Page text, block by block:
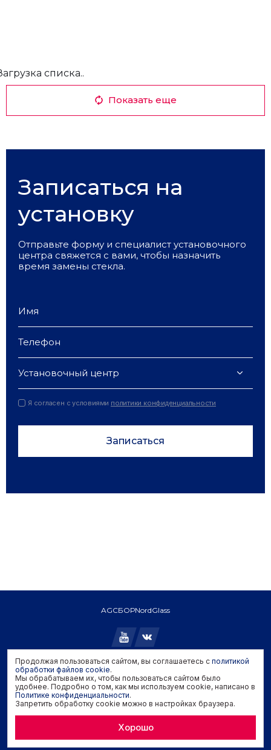
списка..
Показать еще
Записаться на
установку
Отправьте форму и специалист установочного
центра свяжется с вами, чтобы назначить
время замены стекла.
Установочный центр
Я согласен с условиями политики конфиденциальности
Записаться
AGCБОРNordGlass
Copyright © 2026 AGC. All rights reserved.
Политика конфиденциальности
Политика обработки файлов cookie
Задать вопрос производителю
Developed byGenisoft
Продолжая пользоваться сайтом, вы соглашаетесь с политикой
обработки файлов cookie.
Мы обрабатываем их, чтобы пользоваться сайтом было
удобнее. Подробно о том, как мы используем cookie, написано в
Политике конфиденциальности.
Запретить обработку cookie можно в настройках браузера.
Хорошо